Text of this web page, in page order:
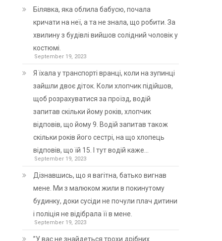
Білявка, яка облила бабусю, почала
кричати на неї, а та не знала, що робити. За
хвилину з будівлі вийшов солідний чоловік у
костюмі.
September 19, 2023
Я їхала у транспорті вранці, коли на зупинці
зайшли двоє діток. Коли хлопчик підійшов,
щоб розрахуватися за проїзд, водій
запитав скільки йому років, хлопчик
відповів, що йому 9. Водій запитав також
скільки років його сестрі, на що хлопець
відповів, що їй 15. І тут водій каже…
September 19, 2023
Дізнавшись, що я вагітна, батько вигнав
мене. Ми з малюком жили в покинутому
будинку, доки сусіди не почули плач дитини
і поліція не відібрала її в мене.
September 19, 2023
”У вас не знайдеться трохи дрібних